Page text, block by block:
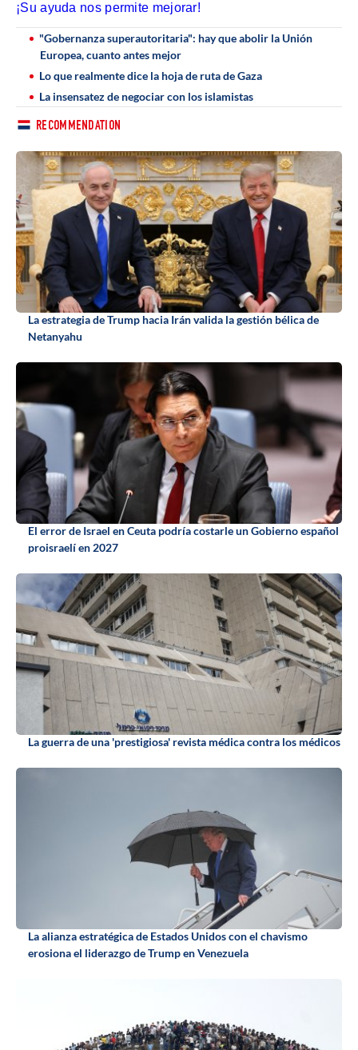
¡Su ayuda nos permite mejorar!
"Gobernanza superautoritaria": hay que abolir la Unión
Europea, cuanto antes mejor
Lo que realmente dice la hoja de ruta de Gaza
La insensatez de negociar con los islamistas
RECOMMENDATION
La estrategia de Trump hacia Irán valida la gestión bélica de
Netanyahu
El error de Israel en Ceuta podría costarle un Gobierno español
proisraelí en 2027
La guerra de una 'prestigiosa' revista médica contra los médicos
La alianza estratégica de Estados Unidos con el chavismo
erosiona el liderazgo de Trump en Venezuela